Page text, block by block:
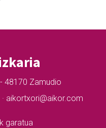
48170 Zamudio
aikortxori@aikor.com
garatua